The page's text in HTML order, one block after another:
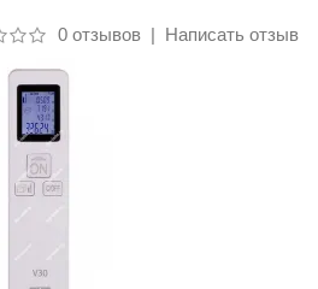
0 отзывов| Написать отзыв